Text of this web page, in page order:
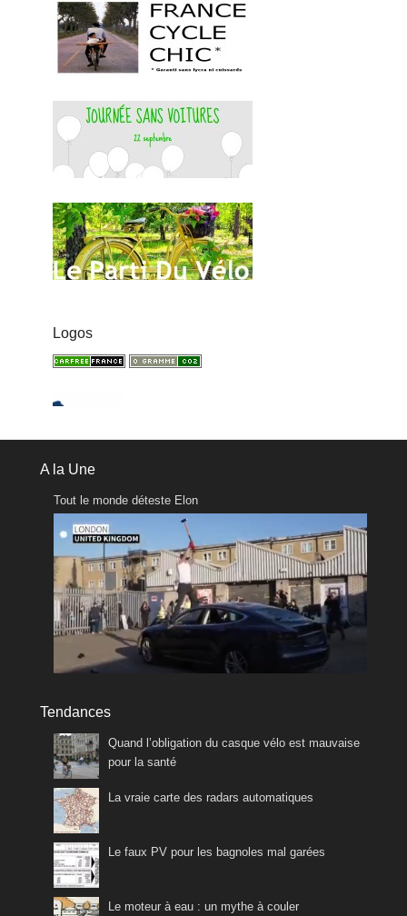
Logos
A la Une
Tout le monde déteste Elon
Tendances
Quand l’obligation du casque vélo est mauvaise
pour la santé
La vraie carte des radars automatiques
Le faux PV pour les bagnoles mal garées
Le moteur à eau : un mythe à couler